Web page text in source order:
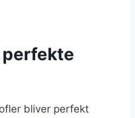
bliver perfekt